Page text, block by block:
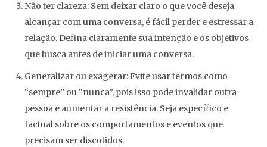
Não ter clareza: Sem deixar claro o que você deseja
alcançar com uma conversa, é fácil perder e estressar a
relação. Defina claramente sua intenção e os objetivos
que busca antes de iniciar uma conversa.
Generalizar ou exagerar: Evite usar termos como
“sempre” ou “nunca”, pois isso pode invalidar outra
pessoa e aumentar a resistência. Seja específico e
factual sobre os comportamentos e eventos que
precisam ser discutidos.